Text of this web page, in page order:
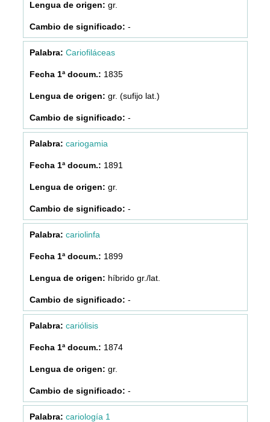
gr.
-
Cariofiláceas
1835
gr. (sufijo lat.)
-
cariogamia
1891
gr.
-
cariolinfa
1899
híbrido gr./lat.
-
cariólisis
1874
gr.
-
cariología 1